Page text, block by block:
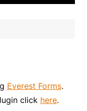
Everest Forms.
click here.